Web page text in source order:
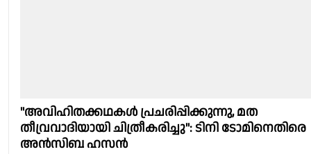
"അവിഹിതക്കഥകൾ പ്രചരിപ്പിക്കുന്നു, മത
തീവ്രവാദിയായി ചിത്രീകരിച്ചു": ടിനി ടോമിനെതിരെ
അൻസിബ ഹസൻ